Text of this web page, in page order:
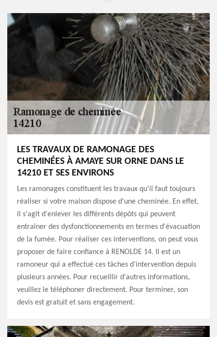
LES TRAVAUX DE RAMONAGE DES
CHEMINÉES À AMAYE SUR ORNE DANS LE
14210 ET SES ENVIRONS
Les ramonages constituent les travaux qu'il faut toujours
réaliser si votre maison dispose d'une cheminée. En effet,
il s'agit d'enlever les différents dépôts qui peuvent
entraîner des dysfonctionnements en termes d'évacuation
de la fumée. Pour réaliser ces interventions, on peut vous
proposer de faire confiance à RENOLDE 14. Il est un
ramoneur qui a effectué ces tâches d'intervention depuis
plusieurs années. Pour recueillir d'autres informations,
veuillez le téléphoner directement. Pour terminer, son
devis est gratuit et sans engagement.